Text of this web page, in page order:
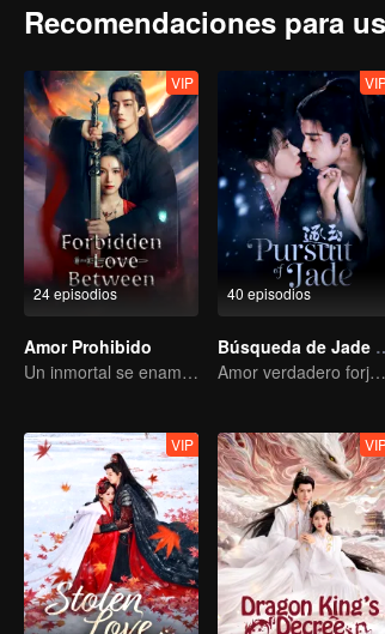
Recomendaciones para
24 episodios
VIP
Amor Prohibido
Un inmortal se enamora de una bruja
40 episodios
Búsqueda
Amor verdadero forjado en las llamas de la guerra
VIP